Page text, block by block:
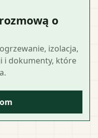
o
izolacja,
i dokumenty, które